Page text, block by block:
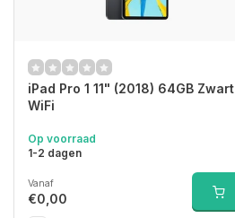
iPad Pro 1 11" (2018) 64GB Zwart
WiFi
Op voorraad
1-2 dagen
Vanaf
€0,00